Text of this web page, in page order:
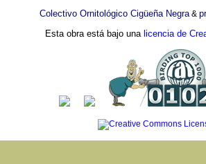
Colectivo Ornitológico Cigüeña Negra&
Esta obra está bajo una licencia de